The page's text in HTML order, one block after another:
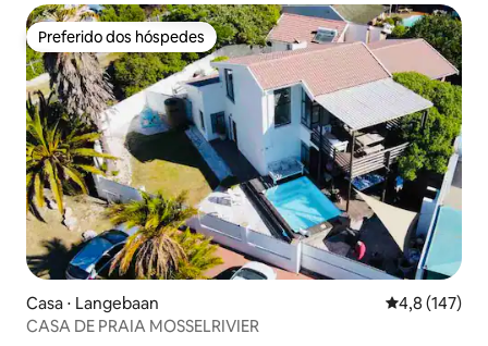
Preferido dos hóspedes
Preferido dos hóspedes
Casa ⋅ Langebaan 4,8 de uma
4,8 (147)
CASA DE PRAIA MOSSELRIVIER